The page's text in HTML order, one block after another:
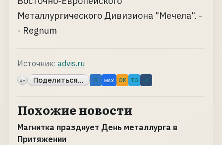
Металлургического Дивизиона "Мечела". -
- Regnum
Источник: advis.ru
«» Поделиться... B MAX OK TG ↗
Похожие новости
Магнитка празднует День металлурга в
Притяжении